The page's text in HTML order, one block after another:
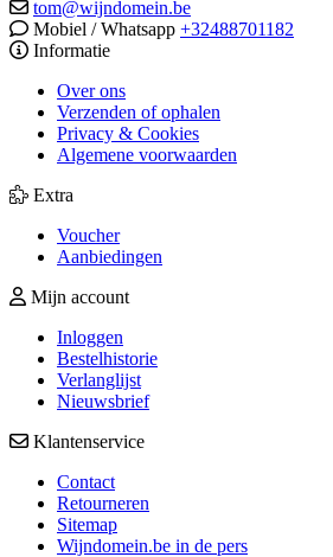
tom@wijndomein.be
Mobiel / Whatsapp +32488701182
Informatie
Over ons
Verzenden of ophalen
Privacy & Cookies
Algemene voorwaarden
Extra
Voucher
Aanbiedingen
Mijn account
Inloggen
Bestelhistorie
Verlanglijst
Nieuwsbrief
Klantenservice
Contact
Retourneren
Sitemap
Wijndomein.be in de pers